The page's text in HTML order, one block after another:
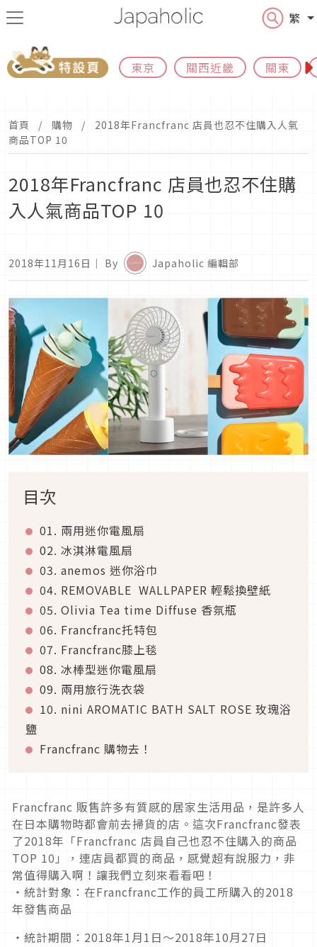
繁
東京 關西近畿 關東
首頁 購物
2018年Francfranc 店員也忍不住購入人氣
商品TOP 10
2018年Francfranc 店員也忍不住購
入人氣商品TOP 10
2018年11月16日 ｜ By Japaholic 編輯部
目次
01. 兩用迷你電風扇
02. 冰淇淋電風扇
03. anemos 迷你浴巾
04. REMOVABLE WALLPAPER 輕鬆換壁紙
05. Olivia Tea time Diffuse 香氛瓶
06. Francfranc托特包
07. Francfranc膝上毯
08. 冰棒型迷你電風扇
09. 兩用旅行洗衣袋
10. nini AROMATIC BATH SALT ROSE 玫瑰浴
鹽
Francfranc 購物去！
Francfranc 販售許多有質感的居家生活用品，是許多人
在日本購物時都會前去掃貨的店。這次Francfranc發表
了2018年「Francfranc 店員自己也忍不住購入的商品
TOP 10」，連店員都買的商品，感覺超有說服力，非
常值得購入啊！讓我們立刻來看看吧！
・統計對象：在Francfranc工作的員工所購入的2018
年發售商品
・統計期間：2018年1月1日～2018年10月27日